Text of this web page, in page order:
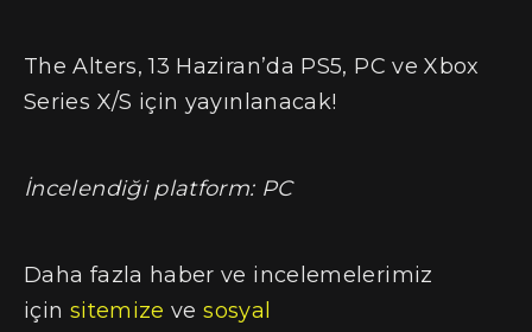
The Alters, 13 Haziran’da PS5, PC ve Xbox
Series X/S için yayınlanacak!
İncelendiği platform: PC
Daha fazla haber ve incelemelerimiz
için sitemize vesosyal